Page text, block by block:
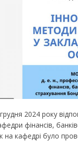
2024 року
фінансів,
на кафедрі було